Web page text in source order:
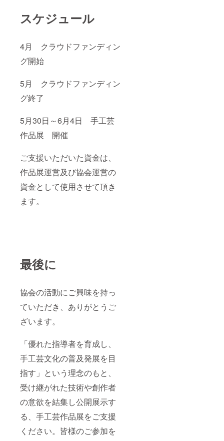
スケジュール
4月 クラウドファンディン
グ開始
5月 クラウドファンディン
グ終了
5月30日～6月4日 手工芸
作品展 開催
ご支援いただいた資金は、
作品展運営及び協会運営の
資金として使用させて頂き
ます。
最後に
協会の活動にご興味を持っ
ていただき、ありがとうご
ざいます。
「優れた指導者を育成し、
手工芸文化の普及発展を目
指す」という理念のもと、
受け継がれた技術や創作者
の意欲を結集し公開展示す
る、手工芸作品展をご支援
ください。皆様のご参加を